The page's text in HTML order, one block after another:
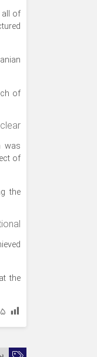
all of
of
was
of
the
the